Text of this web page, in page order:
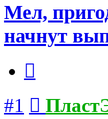
Мел,
начнут
#1